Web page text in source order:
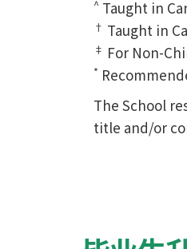
^ Taught in
† Taught in
‡ For Non-
*
The School
title and/or